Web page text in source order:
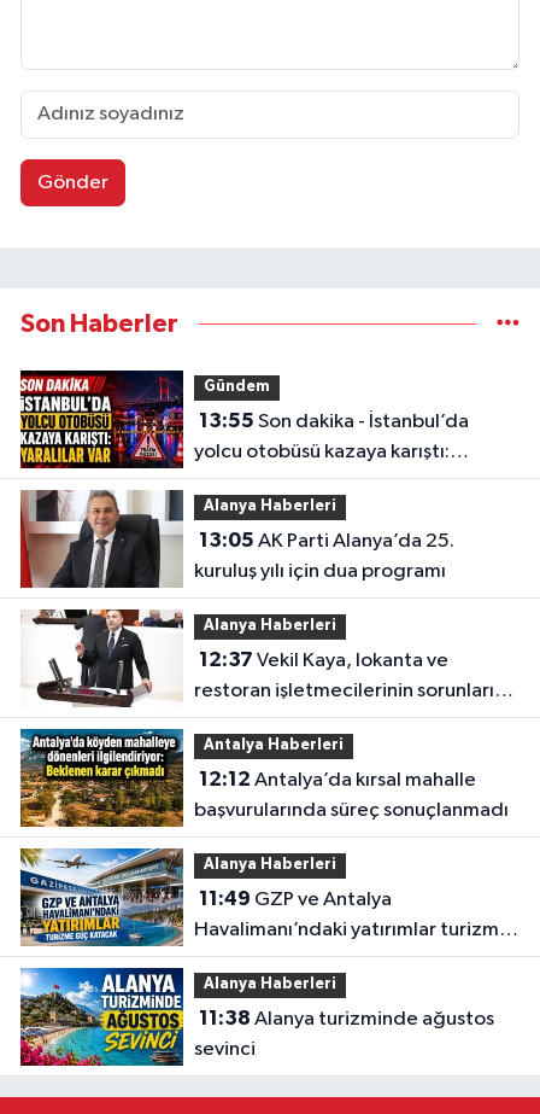
Gönder
Son Haberler
Gündem
13:55
yolcu otobüsü kazaya karıştı:
Yaralılar var
Alanya Haberleri
13:05
kuruluş yılı için dua programı
Alanya Haberleri
12:37
restoran işletmecilerinin sorunlarını
TBMM’ye taşıdı
Antalya Haberleri
12:12
başvurularında süreç sonuçlanmadı
Alanya Haberleri
11:49
Havalimanı’ndaki yatırımlar turizme
güç katacak
Alanya Haberleri
11:38
sevinci